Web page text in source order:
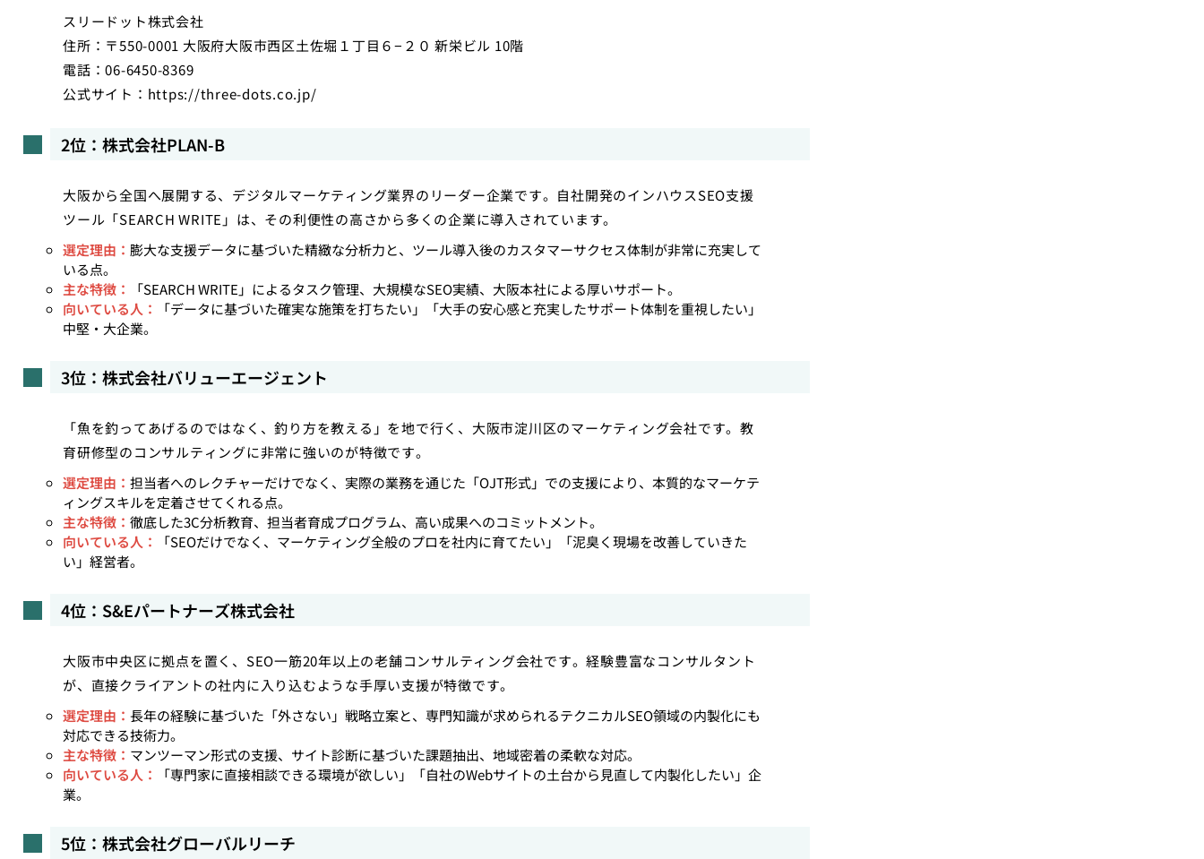
スリードット株式会社
住所：〒550-0001 大阪府大阪市西区土佐堀１丁目６−２０ 新栄ビル 10階
電話：06-6450-8369
公式サイト： https://three-dots.co.jp/
2位：株式会社PLAN-B
大阪から全国へ展開する、デジタルマーケティング業界のリーダー企業です。自社開発のインハウスSEO支援
ツール「SEARCH WRITE」は、その利便性の高さから多くの企業に導入されています。
選定理由： 膨大な支援データに基づいた精緻な分析力と、ツール導入後のカスタマーサクセス体制が非常に充実して
いる点。
主な特徴：
「SEARCH WRITE」によるタスク管理、大規模なSEO実績、大阪本社による厚いサポート。
向いている人：
「データに基づいた確実な施策を打ちたい」「大手の安心感と充実したサポート体制を重視したい」
中堅・大企業。
3位：株式会社バリューエージェント
「魚を釣ってあげるのではなく、釣り方を教える」を地で行く、大阪市淀川区のマーケティング会社です。教
育研修型のコンサルティングに非常に強いのが特徴です。
選定理由： 担当者へのレクチャーだけでなく、実際の業務を通じた「OJT形式」での支援により、本質的なマーケテ
ィングスキルを定着させてくれる点。
主な特徴： 徹底した3C分析教育、担当者育成プログラム、高い成果へのコミットメント。
向いている人：
「SEOだけでなく、マーケティング全般のプロを社内に育てたい」「泥臭く現場を改善していきた
い」経営者。
4位：S&Eパートナーズ株式会社
大阪市中央区に拠点を置く、SEO一筋20年以上の老舗コンサルティング会社です。経験豊富なコンサルタント
が、直接クライアントの社内に入り込むような手厚い支援が特徴です。
選定理由： 長年の経験に基づいた「外さない」戦略立案と、専門知識が求められるテクニカルSEO領域の内製化にも
対応できる技術力。
主な特徴： マンツーマン形式の支援、サイト診断に基づいた課題抽出、地域密着の柔軟な対応。
向いている人：
「専門家に直接相談できる環境が欲しい」「自社のWebサイトの土台から見直して内製化したい」企
業。
5位：株式会社グローバルリーチ